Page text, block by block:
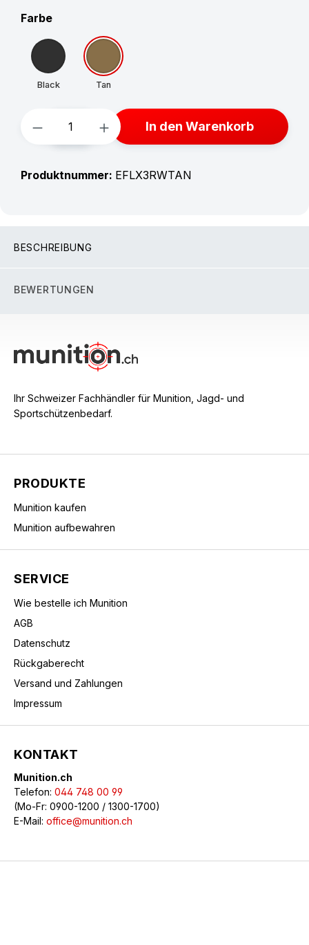
Farbeauswählen
Black Tan
Produkt Anzahl: Gib den
In den Warenkorb
Produktnummer: EFLX3RWTAN
BESCHREIBUNG
BEWERTUNGEN
Ihr Schweizer Fachhändler für Munition, Jagd- und
Sportschützenbedarf.
PRODUKTE
Munition kaufen
Munition aufbewahren
SERVICE
Wie bestelle ich Munition
AGB
Datenschutz
Rückgaberecht
Versand und Zahlungen
Impressum
KONTAKT
Munition.ch
Telefon: 044 748 00 99
(Mo-Fr: 0900-1200 / 1300-1700)
E-Mail: office@munition.ch